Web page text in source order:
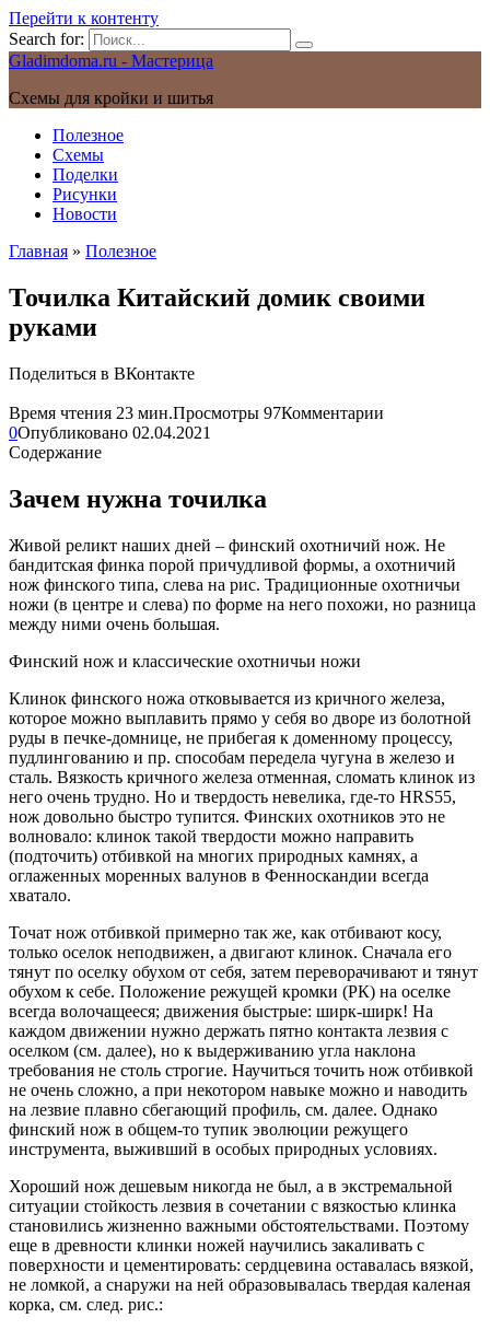
Перейти к контенту
Search for:
Gladimdoma.ru - Мастерица
Схемы для кройки и шитья
Полезное
Схемы
Поделки
Рисунки
Новости
Главная » Полезное
Точилка Китайский домик своими
руками
Поделиться в ВКонтакте
Время чтения 23 мин.Просмотры 97Комментарии
0Опубликовано 02.04.2021
Содержание
Зачем нужна точилка
Живой реликт наших дней – финский охотничий нож. Не
бандитская финка порой причудливой формы, а охотничий
нож финского типа, слева на рис. Традиционные охотничьи
ножи (в центре и слева) по форме на него похожи, но разница
между ними очень большая.
Финский нож и классические охотничьи ножи
Клинок финского ножа отковывается из кричного железа,
которое можно выплавить прямо у себя во дворе из болотной
руды в печке-домнице, не прибегая к доменному процессу,
пудлингованию и пр. способам передела чугуна в железо и
сталь. Вязкость кричного железа отменная, сломать клинок из
него очень трудно. Но и твердость невелика, где-то HRS55,
нож довольно быстро тупится. Финских охотников это не
волновало: клинок такой твердости можно направить
(подточить) отбивкой на многих природных камнях, а
оглаженных моренных валунов в Фенноскандии всегда
хватало.
Точат нож отбивкой примерно так же, как отбивают косу,
только оселок неподвижен, а двигают клинок. Сначала его
тянут по оселку обухом от себя, затем переворачивают и тянут
обухом к себе. Положение режущей кромки (РК) на оселке
всегда волочащееся; движения быстрые: ширк-ширк! На
каждом движении нужно держать пятно контакта лезвия с
оселком (см. далее), но к выдерживанию угла наклона
требования не столь строгие. Научиться точить нож отбивкой
не очень сложно, а при некотором навыке можно и наводить
на лезвие плавно сбегающий профиль, см. далее. Однако
финский нож в общем-то тупик эволюции режущего
инструмента, выживший в особых природных условиях.
Хороший нож дешевым никогда не был, а в экстремальной
ситуации стойкость лезвия в сочетании с вязкостью клинка
становились жизненно важными обстоятельствами. Поэтому
еще в древности клинки ножей научились закаливать с
поверхности и цементировать: сердцевина оставалась вязкой,
не ломкой, а снаружи на ней образовывалась твердая каленая
корка, см. след. рис.: